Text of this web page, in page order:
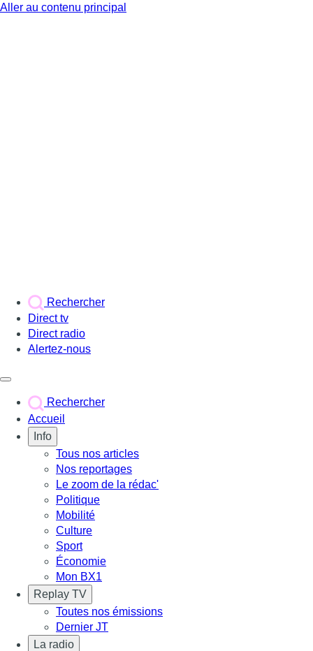
Aller au contenu principal
Rechercher
Direct tv
Direct radio
Alertez-nous
Rechercher
Accueil
Info
Tous nos articles
Nos reportages
Le zoom de la rédac'
Politique
Mobilité
Culture
Sport
Économie
Mon BX1
Replay TV
Toutes nos émissions
Dernier JT
La radio